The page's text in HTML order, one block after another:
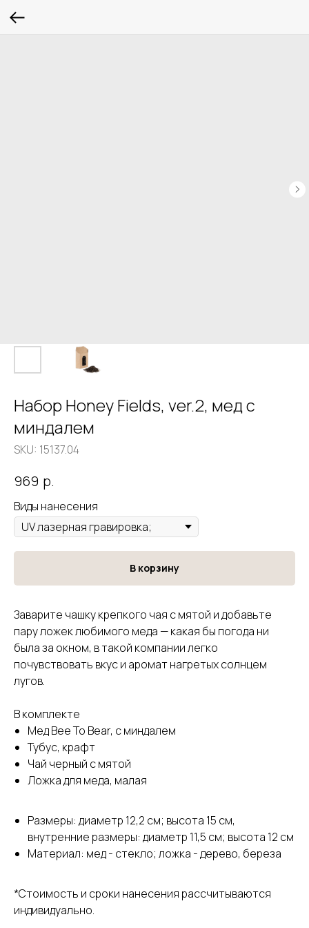
Набор Honey Fields, ver.2, мед с
миндалем
SKU: 15137.04
969 р.
Виды нанесения
В корзину
Заварите чашку крепкого чая с мятой и добавьте
пару ложек любимого меда — какая бы погода ни
была за окном, в такой компании легко
почувствовать вкус и аромат нагретых солнцем
лугов.
В комплекте
Мед Bee To Bear, с миндалем
Тубус, крафт
Чай черный с мятой
Ложка для меда, малая
Размеры: диаметр 12,2 см; высота 15 см,
внутренние размеры: диаметр 11,5 см; высота 12 см
Материал: мед - стекло; ложка - дерево, береза
*Стоимость и сроки нанесения рассчитываются
индивидуально.